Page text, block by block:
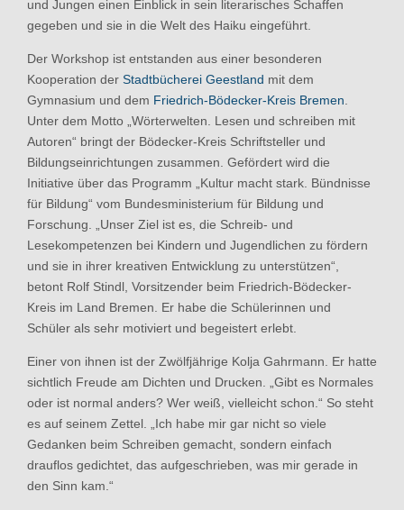
und Jungen einen Einblick in sein literarisches Schaffen
gegeben und sie in die Welt des Haiku eingeführt.
Der Workshop ist entstanden aus einer besonderen
Kooperation der Stadtbücherei Geestland mit dem
Gymnasium und dem Friedrich-Bödecker-Kreis Bremen
Unter dem Motto „Wörterwelten. Lesen und schreiben mit
Autoren“ bringt der Bödecker-Kreis Schriftsteller und
Bildungseinrichtungen zusammen. Gefördert wird die
Initiative über das Programm „Kultur macht stark. Bündnisse
für Bildung“ vom Bundesministerium für Bildung und
Forschung. „Unser Ziel ist es, die Schreib- und
Lesekompetenzen bei Kindern und Jugendlichen zu fördern
und sie in ihrer kreativen Entwicklung zu unterstützen“,
betont Rolf Stindl, Vorsitzender beim Friedrich-Bödecker-
Kreis im Land Bremen. Er habe die Schülerinnen und
Schüler als sehr motiviert und begeistert erlebt.
Einer von ihnen ist der Zwölfjährige Kolja Gahrmann. Er hatte
sichtlich Freude am Dichten und Drucken. „Gibt es Normales
oder ist normal anders? Wer weiß, vielleicht schon.“ So steht
es auf seinem Zettel. „Ich habe mir gar nicht so viele
Gedanken beim Schreiben gemacht, sondern einfach
drauflos gedichtet, das aufgeschrieben, was mir gerade in
den Sinn kam.“